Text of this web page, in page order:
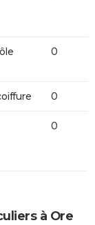
0
0
0
à Ore